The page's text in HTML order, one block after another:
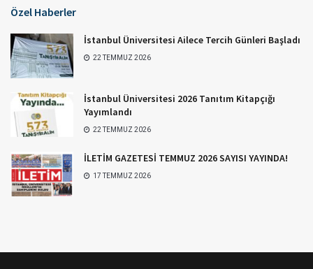
Özel Haberler
İstanbul Üniversitesi Ailece Tercih Günleri Başladı
22 TEMMUZ 2026
İstanbul Üniversitesi 2026 Tanıtım Kitapçığı
Yayımlandı
22 TEMMUZ 2026
İLETİM GAZETESİ TEMMUZ 2026 SAYISI YAYINDA!
17 TEMMUZ 2026